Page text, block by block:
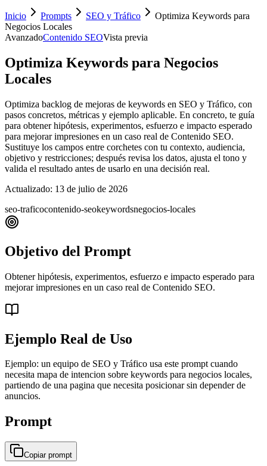
Inicio Prompts SEO y Tráfico
Optimiza Keywords para
Negocios Locales
AvanzadoContenido SEOVista previa
Optimiza Keywords para Negocios
Locales
Optimiza backlog de mejoras de keywords en SEO y Tráfico, con
pasos concretos, métricas y ejemplo aplicable. En concreto, te guía
para obtener hipótesis, experimentos, esfuerzo e impacto esperado
para mejorar impresiones en un caso real de Contenido SEO.
Sustituye los campos entre corchetes con tu contexto, audiencia,
objetivo y restricciones; después revisa los datos, ajusta el tono y
valida el resultado antes de usarlo en una decisión real.
Actualizado: 13 de julio de 2026
seo-traficocontenido-seokeywordsnegocios-locales
Objetivo del Prompt
Obtener hipótesis, experimentos, esfuerzo e impacto esperado para
mejorar impresiones en un caso real de Contenido SEO.
Ejemplo Real de Uso
Ejemplo: un equipo de SEO y Tráfico usa este prompt cuando
necesita mapa de intencion sobre keywords para negocios locales,
partiendo de una pagina que necesita posicionar sin depender de
anuncios.
Prompt
Copiar prompt